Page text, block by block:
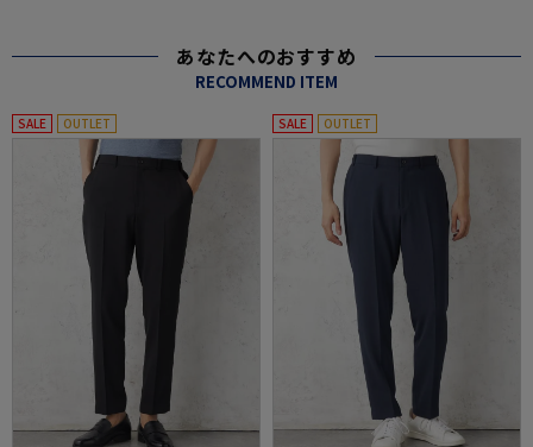
あなたへのおすすめ
RECOMMEND ITEM
SALE OUTLET SALE OUTLET